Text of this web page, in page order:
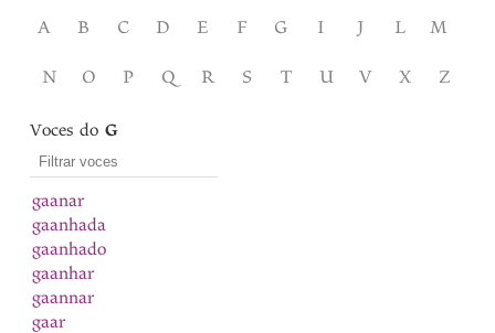
A B C D E F G I J L M
N O P Q R S T U V X Z
Voces doG
gaanar
gaanhada
gaanhado
gaanhar
gaannar
gaar